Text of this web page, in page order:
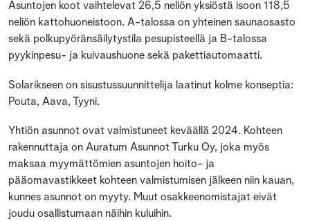
Asuntojen koot vaihtelevat 26,5 neliön yksiöstä isoon 118,5
neliön kattohuoneistoon. A-talossa on yhteinen saunaosasto
sekä polkupyöränsäilytystila pesupisteellä ja B-talossa
pyykinpesu- ja kuivaushuone sekä pakettiautomaatti.
Solarikseen on sisustussuunnittelija laatinut kolme konseptia:
Pouta, Aava, Tyyni.
Yhtiön asunnot ovat valmistuneet keväällä 2024. Kohteen
rakennuttaja on Auratum Asunnot Turku Oy, joka myös
maksaa myymättömien asuntojen hoito- ja
pääomavastikkeet kohteen valmistumisen jälkeen niin kauan,
kunnes asunnot on myyty. Muut osakkeenomistajat eivät
joudu osallistumaan näihin kuluihin.